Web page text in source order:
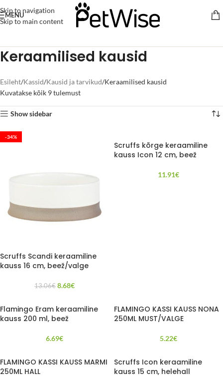
Skip to navigation
Skip to main content
MENU
Keraamilised kausid
Esileht Kassid Kausid ja tarvikud Keraamilised kausid
Kuvatakse kõik 9 tulemust
Show sidebar
-34%
Scruffs Scandi keraamiline
kauss 16 cm, beež/valge
13.06€ 8.68€
Scruffs kõrge keraamiline
kauss Icon 12 cm, beež
11.91€
Flamingo Eram keraamiline
kauss 200 ml, beež
6.69€
FLAMINGO KASSI KAUSS NONA
250ML MUST/VALGE
5.22€
FLAMINGO KASSI KAUSS MARMI
250ML HALL
Scruffs Icon keraamiline
kauss 15 cm, helehall